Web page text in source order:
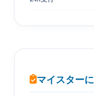
マイスター